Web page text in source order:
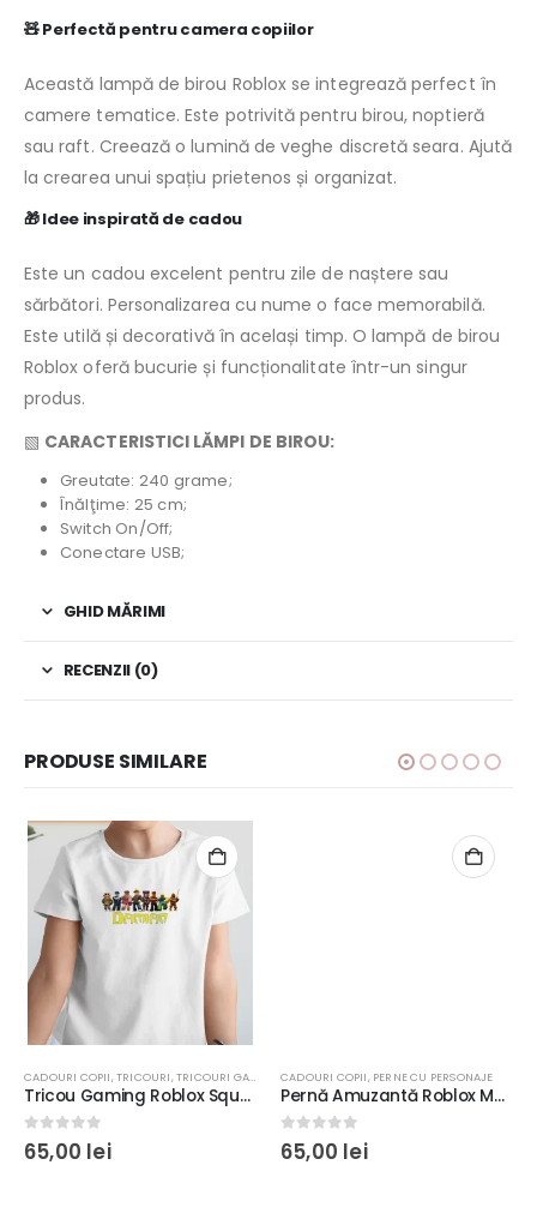
🧸 Perfectă pentru camera copiilor
Această lampă de birou Roblox se integrează perfect în
camere tematice. Este potrivită pentru birou, noptieră
sau raft. Creează o lumină de veghe discretă seara. Ajută
la crearea unui spațiu prietenos și organizat.
🎁 Idee inspirată de cadou
Este un cadou excelent pentru zile de naștere sau
sărbători. Personalizarea cu nume o face memorabilă.
Este utilă și decorativă în același timp. O lampă de birou
Roblox oferă bucurie și funcționalitate într-un singur
produs.
▧ CARACTERISTICI LĂMPI DE BIROU:
Greutate: 240 grame;
Înălţime: 25 cm;
Switch On/Off;
Conectare USB;
GHID MĂRIMI
RECENZII (0)
PRODUSE SIMILARE
CADOURI COPII,TRICOURI,TRICOURI GAMING
Tricou Gaming Roblox Squad, Personalizabil, unisex, rezistent la spălări, bumbac 100%, Regular Fit, culoare alb/negru
0 out of 5
65,00 lei
CADOURI COPII, PERNE CU PERSONAJE
Pernă Amuzantă Roblox Man Face, 40x40cm, culoare alb, diverse materiale
0 out of 5
65,00 lei